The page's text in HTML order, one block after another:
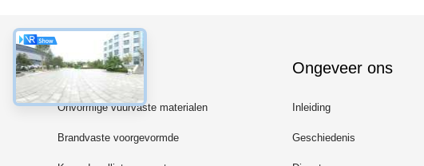
Categorieën
Onvormige vuurvaste materialen
Brandvaste voorgevormde
Ongeveer ons
Inleiding
Geschiedenis